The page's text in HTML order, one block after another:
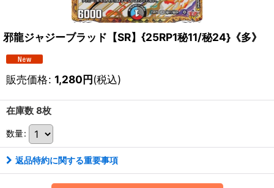
邪龍ジャジーブラッド【SR】{25RP1秘11/秘24}《多》
販売価格: 1,280円(税込)
在庫数 8枚
数量:
返品特約に関する重要事項